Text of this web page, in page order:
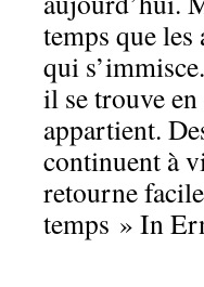
temps que
qui
il se trouve
appartient.
continuent à
retourne
temps » In